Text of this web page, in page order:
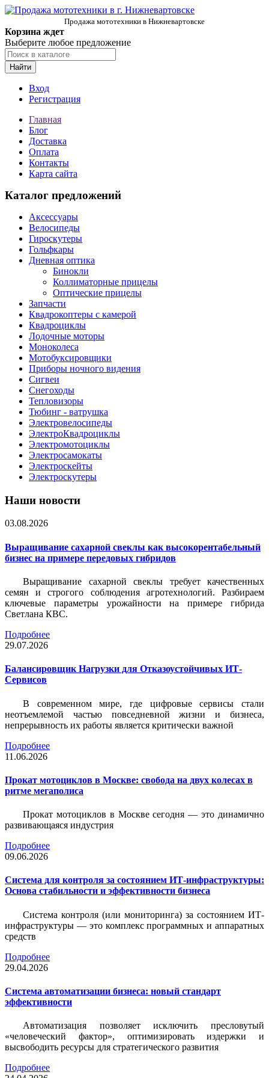
Продажа мототехники в Нижневартовске
Корзина ждет
Выберите любое предложение
Найти
Вход
Регистрация
Главная
Блог
Доставка
Оплата
Контакты
Карта сайта
Каталог предложений
Аксессуары
Велосипеды
Гироскутеры
Гольфкары
Дневная оптика
Бинокли
Коллиматорные прицелы
Оптические прицелы
Запчасти
Квадрокоптеры с камерой
Квадроциклы
Лодочные моторы
Моноколеса
Мотобуксировщики
Приборы ночного видения
Сигвеи
Снегоходы
Тепловизоры
Тюбинг - ватрушка
Электровелосипеды
ЭлектроКвадроциклы
Электромотоциклы
Электросамокаты
Электроскейты
Электроскутеры
Наши новости
03.08.2026
Выращивание сахарной свеклы как высокорентабельный
бизнес на примере передовых гибридов
Выращивание сахарной свеклы требует качественных
семян и строгого соблюдения агротехнологий. Разбираем
ключевые параметры урожайности на примере гибрида
Светлана КВС.
Подробнее
29.07.2026
Балансировщик Нагрузки для Отказоустойчивых ИТ-
Сервисов
В современном мире, где цифровые сервисы стали
неотъемлемой частью повседневной жизни и бизнеса,
непрерывность их работы является критически важной
Подробнее
11.06.2026
Прокат мотоциклов в Москве: свобода на двух колесах в
ритме мегаполиса
Прокат мотоциклов в Москве сегодня — это динамично
развивающаяся индустрия
Подробнее
09.06.2026
Система для контроля за состоянием ИТ-инфраструктуры:
Основа стабильности и эффективности бизнеса
Система контроля (или мониторинга) за состоянием ИТ-
инфраструктуры — это комплекс программных и аппаратных
средств
Подробнее
29.04.2026
Система автоматизации бизнеса: новый стандарт
эффективности
Автоматизация позволяет исключить пресловутый
«человеческий фактор», оптимизировать издержки и
высвободить ресурсы для стратегического развития
Подробнее